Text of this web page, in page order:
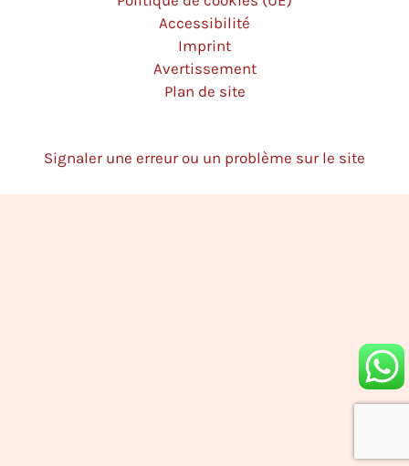
Accessibilité
Imprint
Avertissement
Plan de site
Signaler une erreur ou un problème sur le site